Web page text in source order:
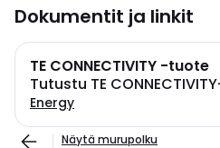
Dokumentit ja linkit
TE CONNECTIVITY -tuote
Tutustu TE
Energy
Näytä murupolku